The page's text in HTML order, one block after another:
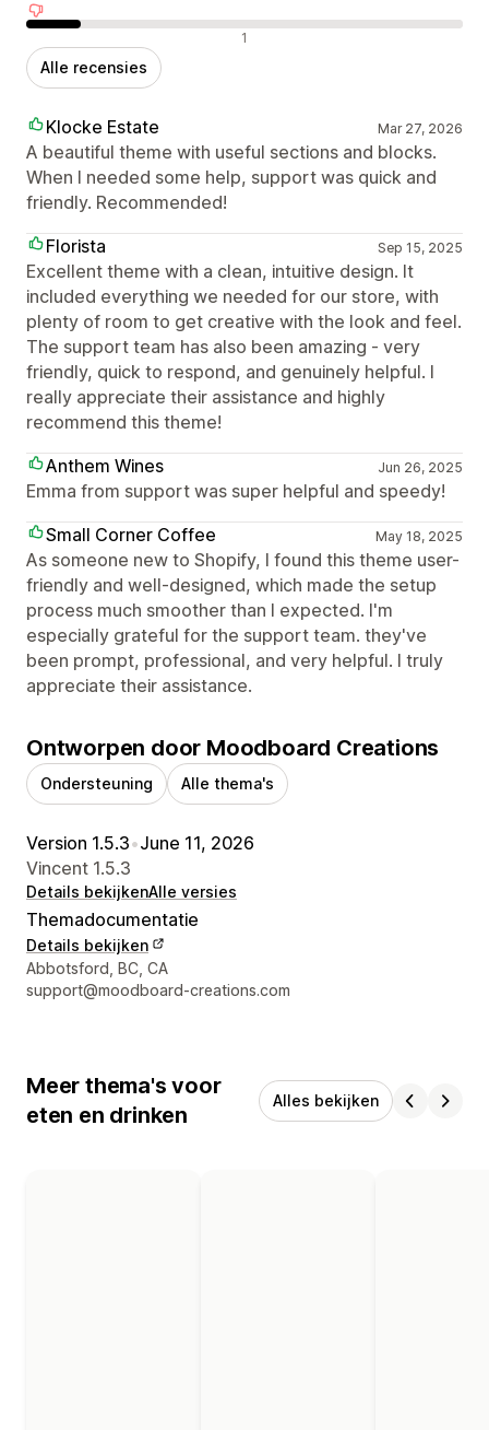
1
Alle recensies
Klocke Estate Mar 27, 2026
A beautiful theme with useful sections and blocks.
When I needed some help, support was quick and
friendly. Recommended!
Florista
Sep 15, 2025
Excellent theme with a clean, intuitive design. It
included everything we needed for our store, with
plenty of room to get creative with the look and feel.
The support team has also been amazing - very
friendly, quick to respond, and genuinely helpful. I
really appreciate their assistance and highly
recommend this theme!
Anthem Wines
Jun 26, 2025
Emma from support was super helpful and speedy!
Small Corner Coffee
May 18, 2025
As someone new to Shopify, I found this theme user-
friendly and well-designed, which made the setup
process much smoother than I expected. I'm
especially grateful for the support team. they've
been prompt, professional, and very helpful. I truly
appreciate their assistance.
Ontworpen door Moodboard Creations
Ondersteuning Alle thema's
Version 1.5.3•June 11, 2026
Vincent 1.5.3
Details bekijkenAlle versies
Themadocumentatie
Details bekijken
Contactgegevens ontwerper
Abbotsford, BC, CA
support@moodboard-creations.com
Meer thema's voor
eten en drinken
Alles bekijken